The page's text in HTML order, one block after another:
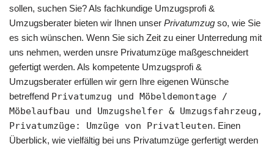
sollen, suchen Sie? Als fachkundige Umzugsprofi &
Umzugsberater bieten wir Ihnen unser Privatumzug so, wie Sie
es sich wünschen. Wenn Sie sich Zeit zu einer Unterredung mit
uns nehmen, werden unsre Privatumzüge maßgeschneidert
gefertigt werden. Als kompetente Umzugsprofi &
Umzugsberater erfüllen wir gern Ihre eigenen Wünsche
betreffend Privatumzug und Möbeldemontage /
Möbelaufbau und Umzugshelfer & Umzugsfahrzeug,
Privatumzüge: Umzüge von Privatleuten. Einen
Überblick, wie vielfältig bei uns Privatumzüge gerfertigt werden